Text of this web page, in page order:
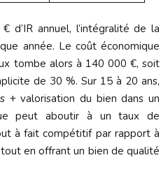
d’IR annuel, l’intégralité de la
année. Le coût économique
tombe alors à 140 000 €, soit
de 30 %. Sur 15 à 20 ans,
+ valorisation du bien dans un
peut aboutir à un taux de
à fait compétitif par rapport à
en offrant un bien de qualité